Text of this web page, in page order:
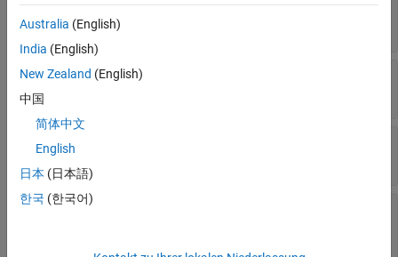
tolerance
block path name
portIndex—
tolType
tolValue
Australia (English)
India (English)
New Zealand (English)
中国
简体中文
English
日本 (日本語)
한국 (한국어)